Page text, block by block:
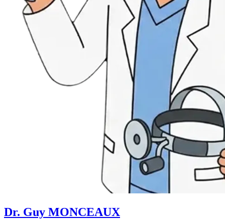
Dr. Guy MONCEAUX